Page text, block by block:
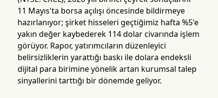
11 Mayıs'ta borsa açılışı öncesinde bildirmeye
hazırlanıyor; şirket hisseleri geçtiğimiz hafta %5'e
yakın değer kaybederek 114 dolar civarında işlem
görüyor. Rapor, yatırımcıların düzenleyici
belirsizliklerin yarattığı baskı ile dolara endeksli
dijital para birimine yönelik artan kurumsal talep
sinyallerini tarttığı bir dönemde geliyor.